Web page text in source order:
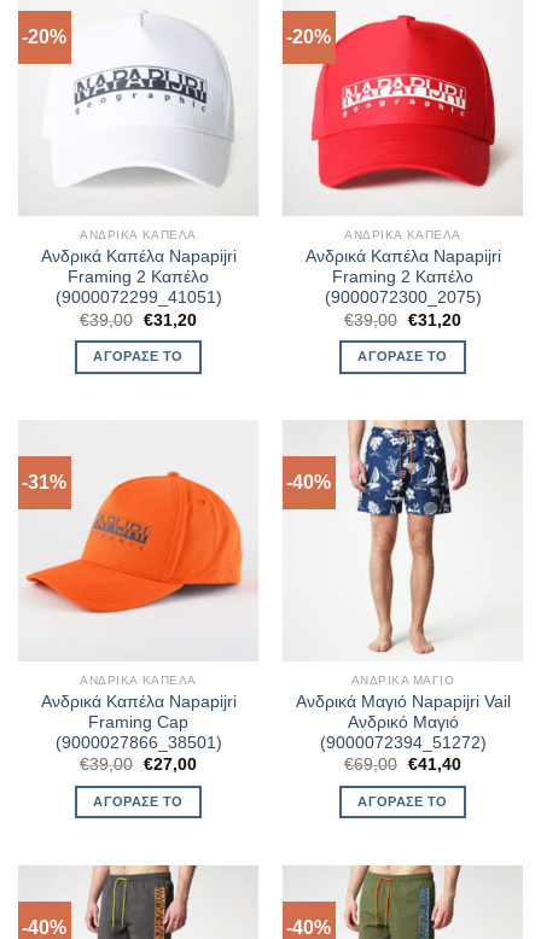
-20%
ΑΝΔΡΙΚΆ ΚΑΠΈΛΑ
Ανδρικά Καπέλα Napapijri
Framing 2 Καπέλο
(9000072299_41051)
€39,00 Original
price
was:
€39,00.
€31,20Η
ΑΓΌΡΑΣΈ ΤΟ
-20%
ΑΝΔΡΙΚΆ ΚΑΠΈΛΑ
Ανδρικά Καπέλα Napapijri
Framing 2 Καπέλο
(9000072300_2075)
€39,00 Original
price
was:
€39,00.
€31,20Η
ΑΓΌΡΑΣΈ ΤΟ
-31%
ΑΝΔΡΙΚΆ ΚΑΠΈΛΑ
Ανδρικά Καπέλα Napapijri
Framing Cap
(9000027866_38501)
€39,00 Original
was:
€39,00.
€27,00Η
ΑΓΌΡΑΣΈ ΤΟ
-40%
ΑΝΔΡΙΚΆ ΜΑΓΙΌ
Ανδρικά Μαγιό Napapijri Vail
Ανδρικό Μαγιό
(9000072394_51272)
€69,00 Original
was:
€69,00.
€41,40Η
ΑΓΌΡΑΣΈ ΤΟ
-40% -40%